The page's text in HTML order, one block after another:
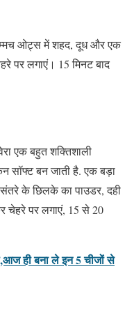
ओट्स में शहद, दूध और एक
पर लगाएं। 15 मिनट बाद
एक बहुत शक्तिशाली
सॉफ्ट बन जाती है. एक बड़ा
के छिलके का पाउडर, दही
चेहरे पर लगाएं, 15 से 20
ही बना ले इन 5 चीजों से